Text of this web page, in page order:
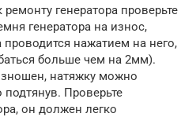
генератора проверьте
генератора на износ,
нажатием на него,
больше чем на 2мм).
натяжку можно
Проверьте
он должен легко